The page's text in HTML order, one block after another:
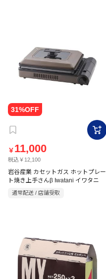
￥ 11,000
税込￥12,100
岩谷産業 カセットガス ホットプレー
ト焼き上手さんβ Iwatani イワタニ
通常配送 / 店舗受取